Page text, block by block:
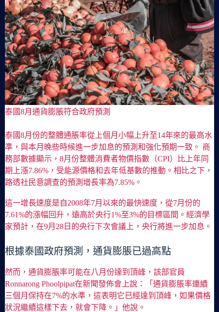
泰國8月通貨膨脹符合政府預測
泰國8月份的整體通脹率從上個月小幅上升至14年來的最高水
準，與本月晚些時候進一步加息的預測和強化預期一致。 商
務部數據顯示，8月份整體消費者物價指數（CPI）比上年同
期上漲7.86%，受能源價格和去年低基數的推動。相比之下，
路透社民意調查的預測增長率為7.85%。
這一增長速度是自2008年7月以來的最快速度，從7月份的
7.61%的漲幅回升，遠高於央行1%至3%的目標區間。經濟學
家預計，在9月28日的央行下次會議上，央行將進一步加息。
根據泰國政府預測，通貨膨脹已過高點
然而，通貨膨脹率可能在八月份達到頂峰，該部官員
Ronnarong Phoolpipat在新聞發佈會上說：「通貨膨脹率連續
三個月保持在7%的水準，這表明它已經達到頂峰，如果價格
狀況繼續這樣下去，就會下降。」他說。